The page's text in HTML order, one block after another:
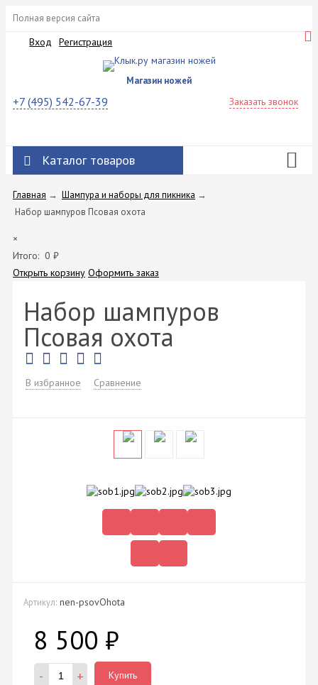
Полная версия сайта
Вход Регистрация
Магазин ножей
+7 (495) 542-67-39 Заказать звонок
Каталог товаров
Главная → Шампура и наборы для пикника →
Набор шампуров Псовая охота
×
Итого: 0 ₽
Открыть корзину Оформить заказ
Набор шампуров
Псовая охота
В избранное Сравнение
Артикул: nen-psovOhota
8 500 ₽
- + Купить